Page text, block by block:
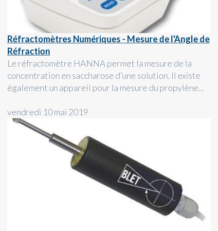
Réfractomètres Numériques - Mesure de l'Angle de
Réfraction
Le réfractomètre HANNA permet la mesure de la
concentration en saccharose d’une solution. Il existe
également un appareil pour la mesure du propylène...
vendredi 10 mai 2019